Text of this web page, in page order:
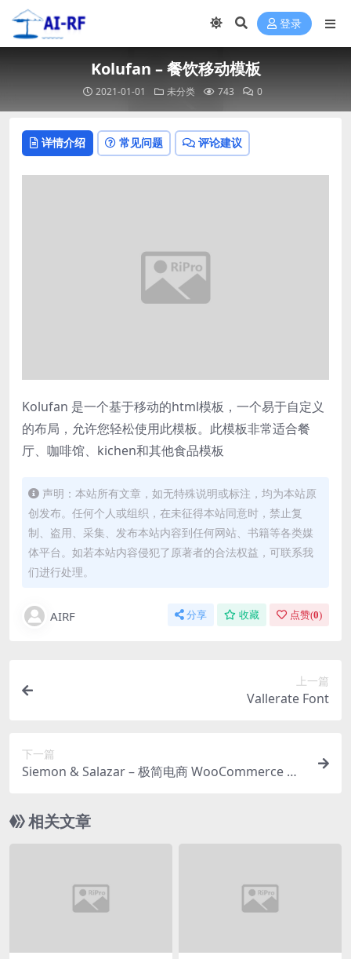
登录
Kolufan – 餐饮移动模板
2021-01-01 未分类 743 0
详情介绍 常见问题 评论建议
Kolufan 是一个基于移动的html模板，一个易于自定义
的布局，允许您轻松使用此模板。此模板非常适合餐
厅、咖啡馆、kichen和其他食品模板
声明：本站所有文章，如无特殊说明或标注，均为本站原
创发布。任何个人或组织，在未征得本站同意时，禁止复
制、盗用、采集、发布本站内容到任何网站、书籍等各类媒
体平台。如若本站内容侵犯了原著者的合法权益，可联系我
们进行处理。
AIRF 分享 收藏 点赞(0)
上一篇
Vallerate Font
下一篇
Siemon & Salazar – 极简电商 WooCommerce 主
相关文章